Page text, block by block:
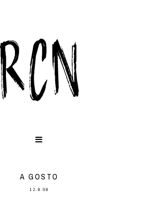
A GOSTO
12.8.08